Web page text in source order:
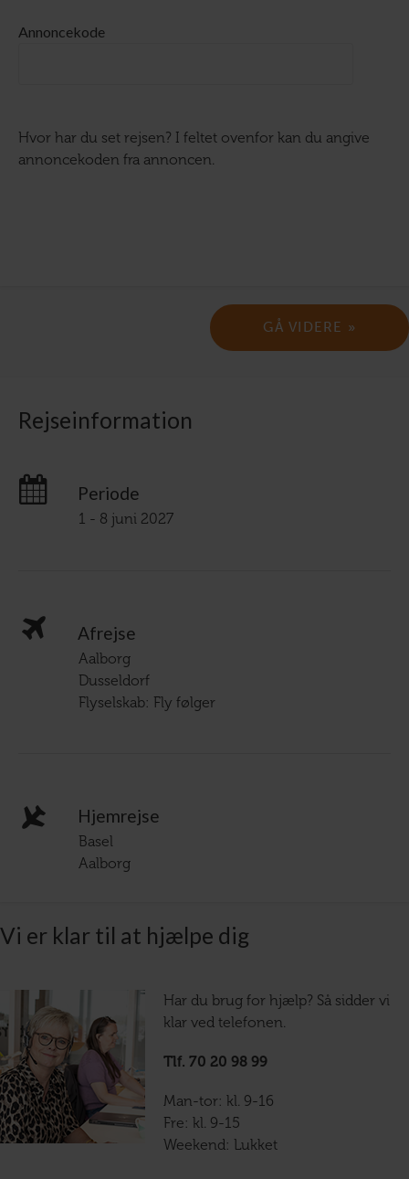
Annoncekode
Hvor har du set rejsen? I feltet ovenfor kan du angive
annoncekoden fra annoncen.
Rejseinformation
Periode
1 - 8 juni 2027
Afrejse
Aalborg
Dusseldorf
Flyselskab: Fly følger
Hjemrejse
Basel
Aalborg
Vi er klar til at hjælpe dig
Har du brug for hjælp? Så sidder vi
klar ved telefonen.
Tlf. 70 20 98 99
Man-tor: kl. 9-16
Fre: kl. 9-15
Weekend: Lukket